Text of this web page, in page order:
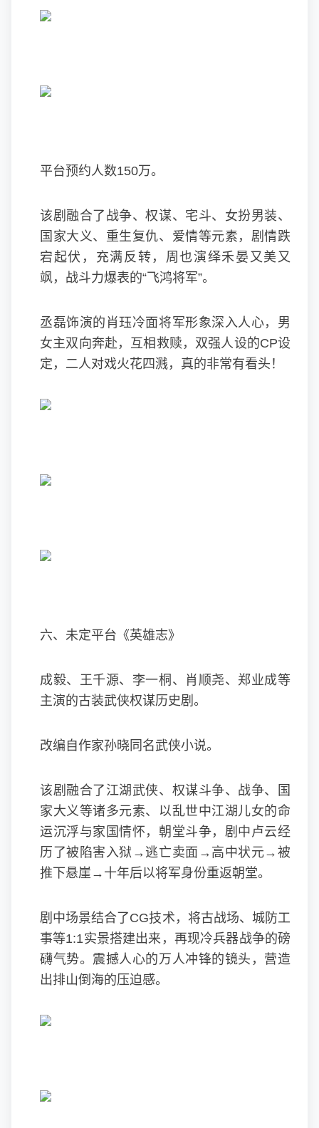
平台预约人数150万。
该剧融合了战争、权谋、宅斗、女扮男装、
国家大义、重生复仇、爱情等元素，剧情跌
宕起伏，充满反转，周也演绎禾晏又美又
飒，战斗力爆表的“飞鸿将军”。
丞磊饰演的肖珏冷面将军形象深入人心，男
女主双向奔赴，互相救赎，双强人设的CP设
定，二人对戏火花四溅，真的非常有看头！
六、未定平台《英雄志》
成毅、王千源、李一桐、肖顺尧、郑业成等
主演的古装武侠权谋历史剧。
改编自作家孙晓同名武侠小说。
该剧融合了江湖武侠、权谋斗争、战争、国
家大义等诸多元素、以乱世中江湖儿女的命
运沉浮与家国情怀，朝堂斗争，剧中卢云经
历了被陷害入狱→逃亡卖面→高中状元→被
推下悬崖→十年后以将军身份重返朝堂。
剧中场景结合了CG技术，将古战场、城防工
事等1:1实景搭建出来，再现冷兵器战争的磅
礴气势。震撼人心的万人冲锋的镜头，营造
出排山倒海的压迫感。